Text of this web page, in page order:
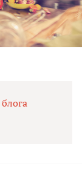
блога